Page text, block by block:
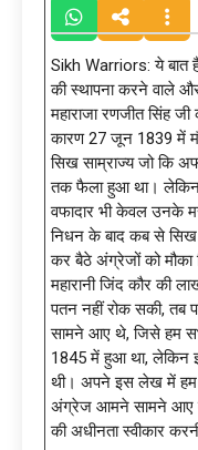
Sikh Warriors: ये बात
की स्थापना करने वाले
महाराजा रणजीत सिंह
कारण 27 जून 1839 में
सिख साम्राज्य जो कि
तक फैला हुआ था। लेकिन
वफादार भी केवल उनके
निधन के बाद कब से सिख
कर बैठे अंग्रेजों को
महारानी जिंद कौर की
पतन नहीं रोक सकी, तब
सामने आए थे, जिसे हम
1845 में हुआ था, लेकिन
थी। अपने इस लेख में
अंग्रेज आमने सामने आए
की अधीनता स्वीकार